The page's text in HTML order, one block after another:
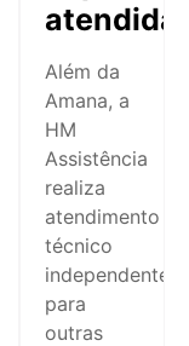
Além da
Amana, a
HM
Assistência
realiza
atendimento
técnico
independente
para
outras